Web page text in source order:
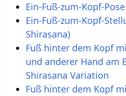
Ein-Fuß-zum-Kopf-
Ein-Fuß-zum-Kopf-
Shirasana)
Fuß hinter dem Kopf
und anderer Hand am
Shirasana Variation
Fuß hinter dem Kopf